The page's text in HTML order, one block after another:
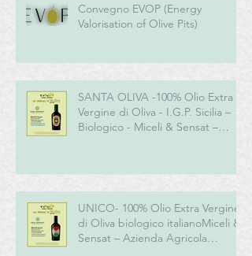
Convegno EVOP (Energy
Valorisation of Olive Pits)
SANTA OLIVA -100% Olio Extra
Vergine di Oliva - I.G.P. Sicilia –
Biologico - Miceli & Sensat –
UNICO- 100% Olio Extra Vergine
di Oliva biologico italianoMiceli &
Sensat – Azienda Agricola